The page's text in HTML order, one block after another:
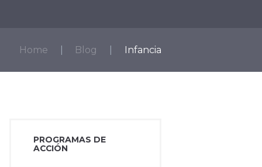
Home Blog Infancia
PROGRAMAS DE
ACCIÓN